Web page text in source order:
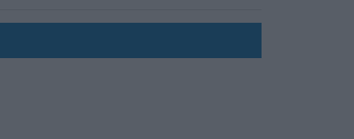
i pewnie wygrali przy Struga